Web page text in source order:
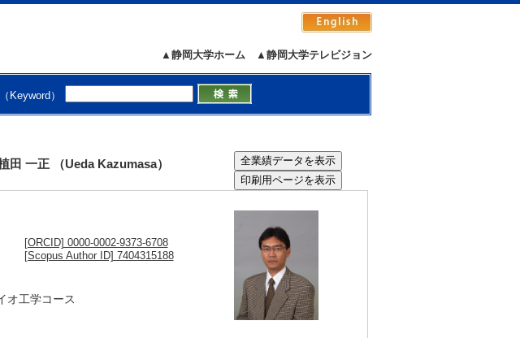
▲静岡大学テレビジョン
▲静岡大学ホーム
Keyword）
田 一正 （Ueda Kazumasa）
[ORCID] 0000-0002-9373-6708
[Scopus Author ID] 7404315188
オ工学コース